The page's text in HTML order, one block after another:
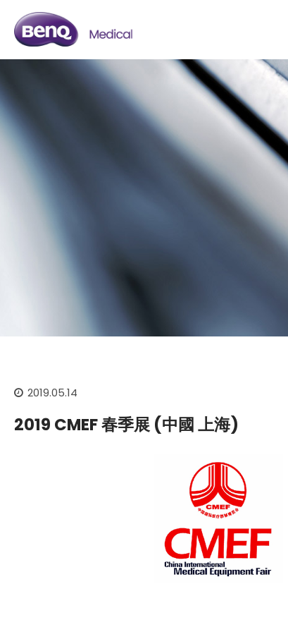
2019.05.14
2019 CMEF 春季展 (中國 上海)